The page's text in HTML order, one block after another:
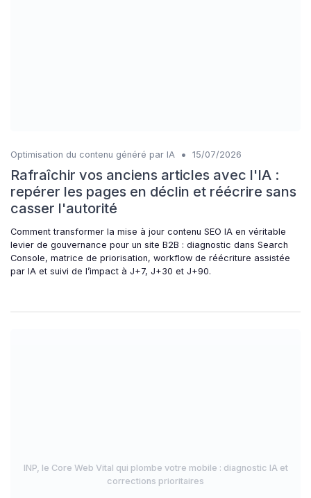
Optimisation du contenu généré par IA • 15/07/2026
Rafraîchir vos anciens articles avec l'IA :
repérer les pages en déclin et réécrire sans
casser l'autorité
Comment transformer la mise à jour contenu SEO IA en véritable
levier de gouvernance pour un site B2B : diagnostic dans Search
Console, matrice de priorisation, workflow de réécriture assistée
par IA et suivi de l’impact à J+7, J+30 et J+90.
INP, le Core Web Vital qui plombe votre mobile : diagnostic IA et
corrections prioritaires